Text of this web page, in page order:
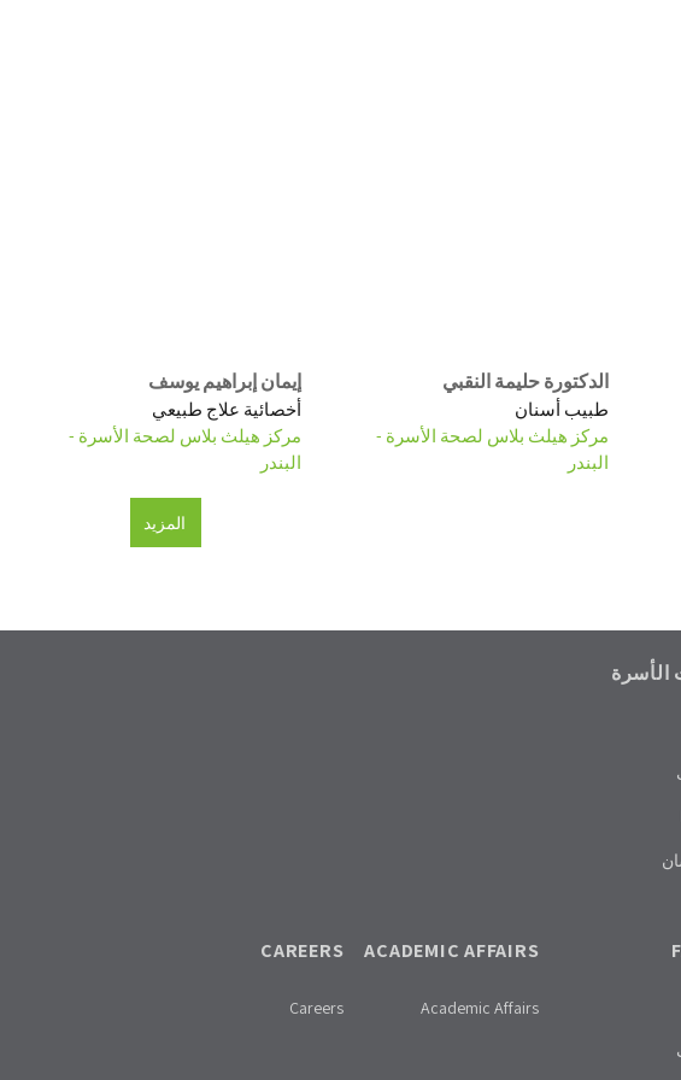
الدكتورة حليمة النقبي
طبيب أسنان
مركز هيلث بلاس لصحة الأسرة -
البندر
إيمان إبراهيم يوسف
أخصائية علاج طبيعي
مركز هيلث بلاس لصحة الأسرة -
البندر
المزيد
الأسرة
ACADEMIC AFFAIRS
Academic Affairs
CAREERS
Careers